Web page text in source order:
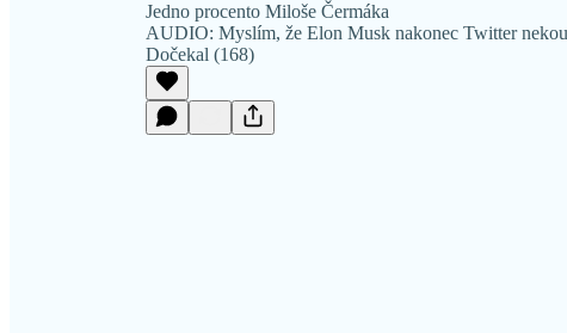
Jedno procento Miloše Čermáka
AUDIO: Myslím, že Elon Musk nakonec Twitter
Dočekal (168)